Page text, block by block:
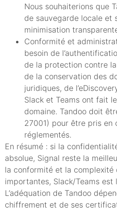
Nous souhaiterions que
de sauvegarde locale et
minimisation
Conformité et
besoin de
de la protection contre
de la conservation des
juridiques, de
Slack et Teams ont fait
domaine. Tandoo doit
27001) pour être pris en
réglementés.
En résumé : si la
absolue, Signal reste la
la conformité et la complexité
importantes, Slack/Teams est
L’adéquation de Tandoo
chiffrement et de ses